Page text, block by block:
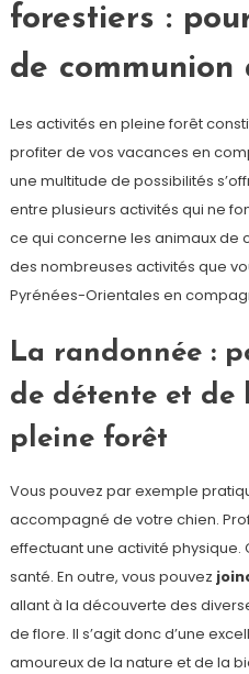
forestiers :
de
Les activités en pleine forêt
profiter de vos vacances en
une multitude de possibilités
entre plusieurs activités qui ne
ce qui concerne les animaux de
des nombreuses activités que
Pyrénées-Orientales en
La randonnée :
de détente et de
pleine forêt
Vous pouvez par exemple
accompagné de votre chien.
effectuant une activité
santé. En outre, vous pouvez
allant à la découverte des
de flore. Il s’agit donc d’une
amoureux de la nature et de la